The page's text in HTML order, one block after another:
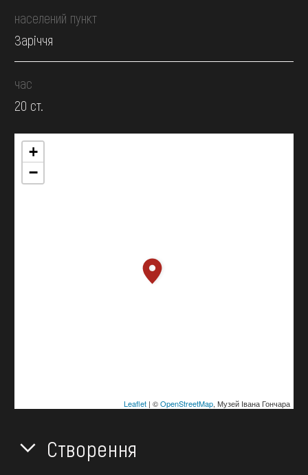
населений пункт
Заріччя
час
20 ст.
+
−
Leaflet| ©OpenStreetMap, Музей Івана Гончара
Створення